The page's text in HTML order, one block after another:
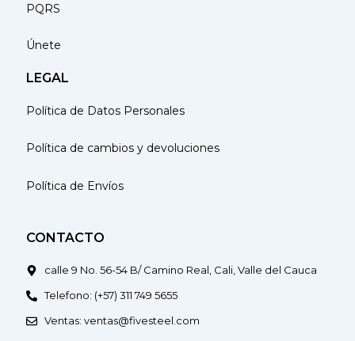
PQRS
Únete
LEGAL
Política de Datos Personales
Política de cambios y devoluciones
Política de Envíos
CONTACTO
calle 9 No. 56-54 B/ Camino Real, Cali, Valle del Cauca
Telefono: (+57) 311 749 5655
Ventas: ventas@fivesteel.com